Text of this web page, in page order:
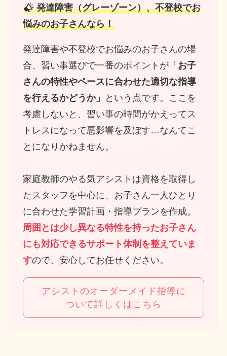
発達障害（グレーゾーン）、不登校でお
悩みのお子さんなら！
発達障害や不登校でお悩みのお子さんの場
合、習い事選びで一番のポイントが「 お子
さんの特性やペースに合わせた適切な指導
を行えるかどうか」
という点です。ここを
考慮しないと、習い事の時間がかえってス
トレスになって悪影響を及ぼす…なんてこ
とになりかねません。
家庭教師のやる気アシストは資格を取得し
たスタッフを中心に、お子さん一人ひとり
に合わせた学習計画・指導プランを作成。
周囲とは少し異なる特性を持ったお子さん
にも対応できるサポート体制を整えていま
すので、安心してお任せください。
アシストのオーダーメイド指導に
ついて詳しくはこちら